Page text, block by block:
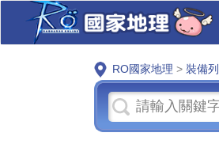
RO國家地理 > 裝備